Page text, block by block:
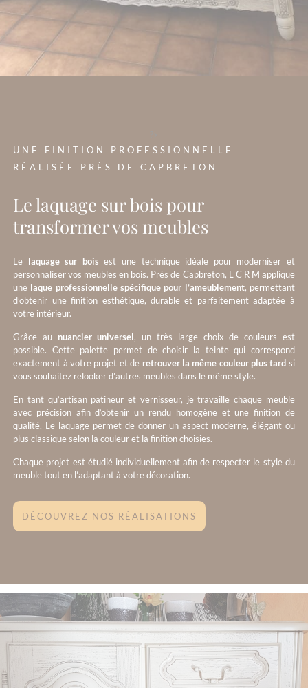
UNE FINITION PROFESSIONNELLE
RÉALISÉE PRÈS DE CAPBRETON
Le laquage sur bois pour
transformer vos meubles
Le laquage sur bois est une technique idéale pour moderniser et
personnaliser vos meubles en bois. Près de Capbreton, L C R M applique
une laque professionnelle spécifique pour l’ameublement, permettant
d’obtenir une finition esthétique, durable et parfaitement adaptée à
votre intérieur.
Grâce au nuancier universel, un très large choix de couleurs est
possible. Cette palette permet de choisir la teinte qui correspond
exactement à votre projet et de retrouver la même couleur plus tard si
vous souhaitez relooker d’autres meubles dans le même style.
En tant qu’artisan patineur et vernisseur, je travaille chaque meuble
avec précision afin d’obtenir un rendu homogène et une finition de
qualité. Le laquage permet de donner un aspect moderne, élégant ou
plus classique selon la couleur et la finition choisies.
Chaque projet est étudié individuellement afin de respecter le style du
meuble tout en l’adaptant à votre décoration.
DÉCOUVREZ NOS RÉALISATIONS